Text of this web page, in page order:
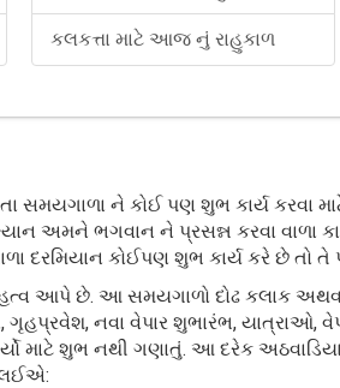
કલકત્તા માટે આજ નું રાહુકાળ
સમયગાળા ને કોઈ પણ શુભ કાર્ય કરવા
અમને ભગવાન ને પ્રસન્ન કરવા વાળા
દરમિયાન કોઈપણ શુભ કાર્ય કરે છે તો
આપે છે. આ સમયગાળો દોઢ કલાક
નવા વેપાર શુભારંભ, યાત્રાઓ,
માટે શુભ નથી ગણાતું. આ દરેક